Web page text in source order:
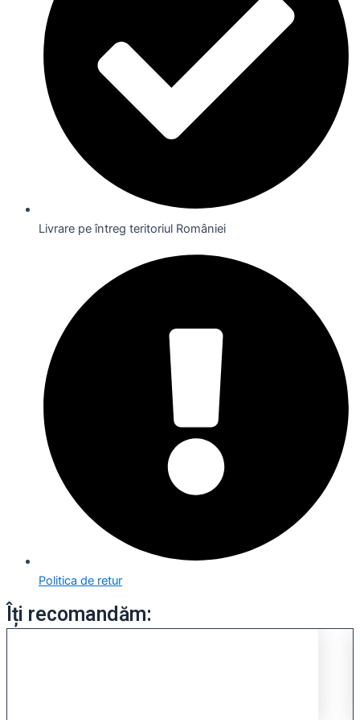
Livrare pe întreg teritoriul României
Politica de retur
Îți recomandăm: